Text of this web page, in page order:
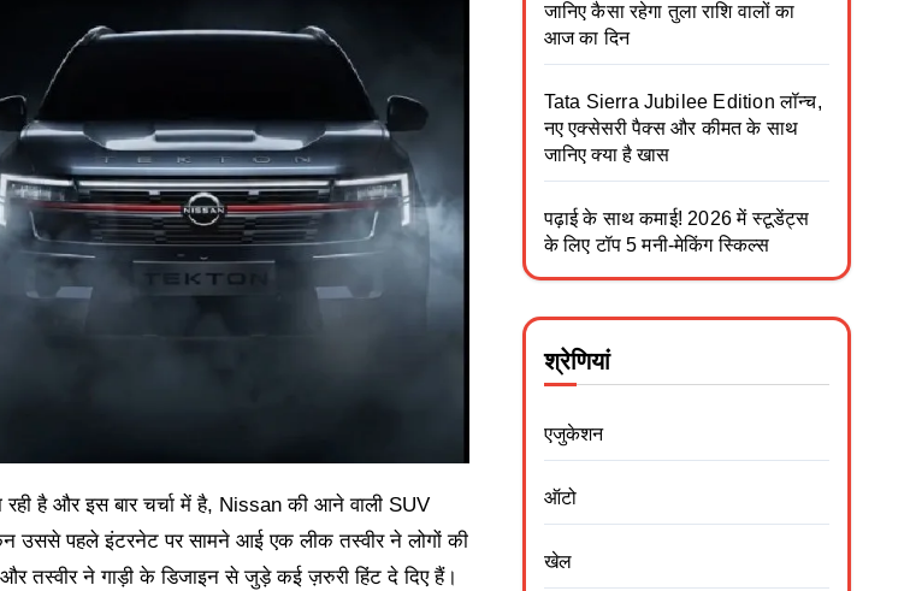
रही है और इस बार चर्चा में है, Nissan की आने वाली SUV
उससे पहले इंटरनेट पर सामने आई एक लीक तस्वीर ने लोगों की
तस्वीर ने गाड़ी के डिजाइन से जुड़े कई ज़रुरी हिंट दे दिए हैं।
जानिए कैसा रहेगा तुला राशि वालों का
आज का दिन
Tata Sierra Jubilee Edition लॉन्च,
नए एक्सेसरी पैक्स और कीमत के साथ
जानिए क्या है खास
पढ़ाई के साथ कमाई! 2026 में स्टूडेंट्स
के लिए टॉप 5 मनी-मेकिंग स्किल्स
श्रेणियां
एजुकेशन
ऑटो
खेल